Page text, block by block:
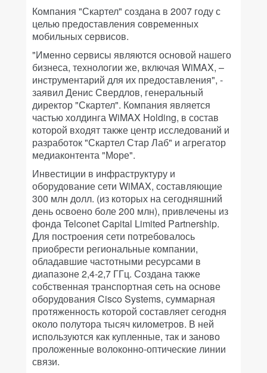
Компания "Скартел" создана в 2007 году с
целью предоставления современных
мобильных сервисов.
"Именно сервисы являются основой нашего
бизнеса, технологии же, включая WiMAX, –
инструментарий для их предоставления", -
заявил Денис Свердлов, генеральный
директор "Скартел". Компания является
частью холдинга WiMAX Holding, в состав
которой входят также центр исследований и
разработок "Скартел Стар Лаб" и агрегатор
медиаконтента "Море".
Инвестиции в инфраструктуру и
оборудование сети WiMAX, составляющие
300 млн долл. (из которых на сегодняшний
день освоено боле 200 млн), привлечены из
фонда Telconet Capital Limited Partnership.
Для построения сети потребовалось
приобрести региональные компании,
обладавшие частотными ресурсами в
диапазоне 2,4-2,7 ГГц. Создана также
собственная транспортная сеть на основе
оборудования Cisco Systems, суммарная
протяженность которой составляет сегодня
около полутора тысяч километров. В ней
используются как купленные, так и заново
проложенные волоконно-оптические линии
связи.